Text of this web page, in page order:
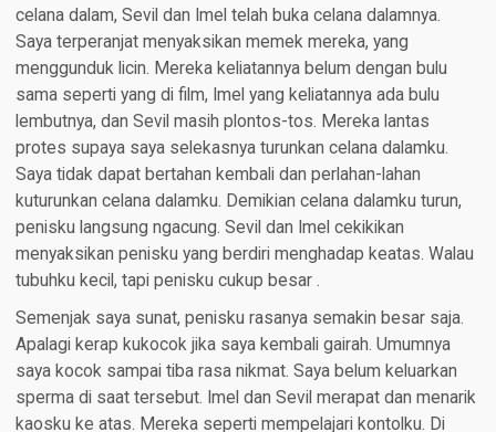
celana dalam, Sevil dan Imel telah buka celana dalamnya.
Saya terperanjat menyaksikan memek mereka, yang
menggunduk licin. Mereka keliatannya belum dengan bulu
sama seperti yang di film, Imel yang keliatannya ada bulu
lembutnya, dan Sevil masih plontos-tos. Mereka lantas
protes supaya saya selekasnya turunkan celana dalamku.
Saya tidak dapat bertahan kembali dan perlahan-lahan
kuturunkan celana dalamku. Demikian celana dalamku turun,
penisku langsung ngacung. Sevil dan Imel cekikikan
menyaksikan penisku yang berdiri menghadap keatas. Walau
tubuhku kecil, tapi penisku cukup besar .
Semenjak saya sunat, penisku rasanya semakin besar saja.
Apalagi kerap kukocok jika saya kembali gairah. Umumnya
saya kocok sampai tiba rasa nikmat. Saya belum keluarkan
sperma di saat tersebut. Imel dan Sevil merapat dan menarik
kaosku ke atas. Mereka seperti mempelajari kontolku. Di